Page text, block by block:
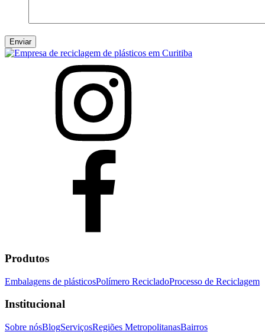
Produtos
Embalagens de plásticosPolímero RecicladoProcesso de Reciclagem
Institucional
Sobre nósBlogServiçosRegiões MetropolitanasBairros